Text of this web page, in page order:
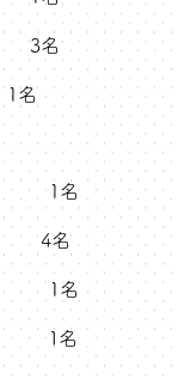
3名
名
1名
4名
1名
１名